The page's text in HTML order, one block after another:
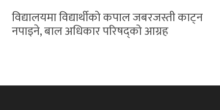
विद्यालयमा विद्यार्थीको कपाल जबरजस्ती काट्न
नपाइने, बाल अधिकार परिषद्को आग्रह